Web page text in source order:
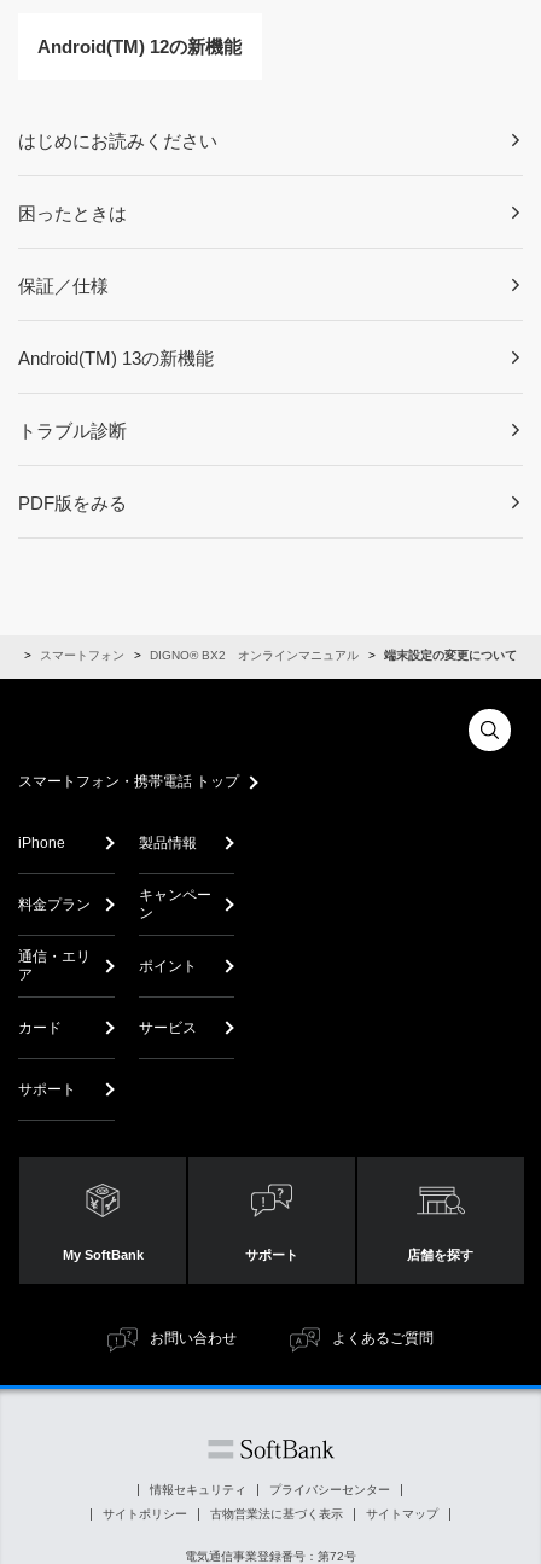
Android(TM) 12の新機能
はじめにお読みください
困ったときは
保証／仕様
Android(TM) 13の新機能
トラブル診断
PDF版をみる
スマートフォン DIGNO® BX2 オンラインマニュアル 端末設定の変更について
スマートフォン・携帯電話 トップ
iPhone 製品情報
料金プラン
キャンペー
ン
通信・エリ
ア
ポイント
カード サービス
サポート
My SoftBank サポート 店舗を探す
お問い合わせ よくあるご質問
情報セキュリティ
プライバシーセンター
サイトポリシー
古物営業法に基づく表示 サイトマップ
電気通信事業登録番号：第72号